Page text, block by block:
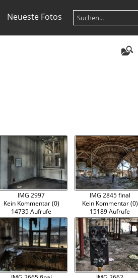
Neueste Fotos
IMG 2997
Kein Kommentar (0)
14735 Aufrufe
IMG 2845 final
Kein Kommentar (0)
15189 Aufrufe